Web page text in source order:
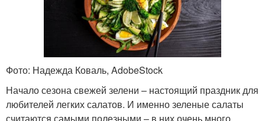
Фото: Надежда Коваль, AdobeStock
Начало сезона свежей зелени – настоящий праздник для
любителей легких салатов. И именно зеленые салаты